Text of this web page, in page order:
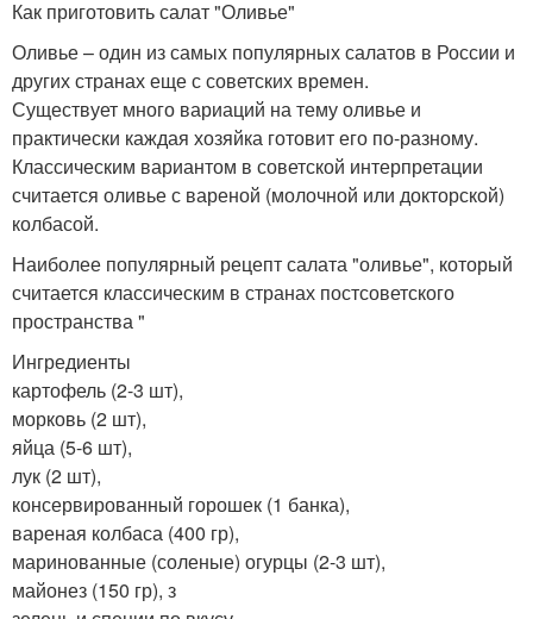
Как приготовить салат "Оливье"
Оливье – один из самых популярных салатов в России и
других странах еще с советских времен.
Существует много вариаций на тему оливье и
практически каждая хозяйка готовит его по-разному.
Классическим вариантом в советской интерпретации
считается оливье с вареной (молочной или докторской)
колбасой.
Наиболее популярный рецепт салата "оливье", который
считается классическим в странах постсоветского
пространства "
Ингредиенты
картофель (2-3 шт),
морковь (2 шт),
яйца (5-6 шт),
лук (2 шт),
консервированный горошек (1 банка),
вареная колбаса (400 гр),
маринованные (соленые) огурцы (2-3 шт),
майонез (150 гр), з